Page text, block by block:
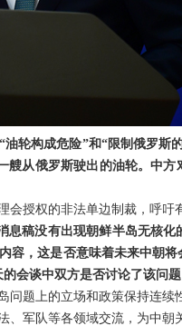
轮构成危险”和“限制俄罗斯
从俄罗斯驶出的油轮。中
授权的非法单边制裁，呼吁
稿没有出现朝鲜半岛无核
容，这是否意味着未来中朝
会谈中双方是否讨论了该问题
题上的立场和政策保持连续
军队等各领域交流，为中朝